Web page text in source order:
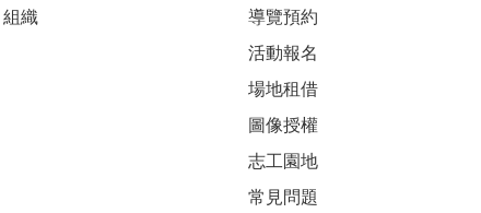
組織
導覽預約
活動報名
場地租借
圖像授權
志工園地
常見問題